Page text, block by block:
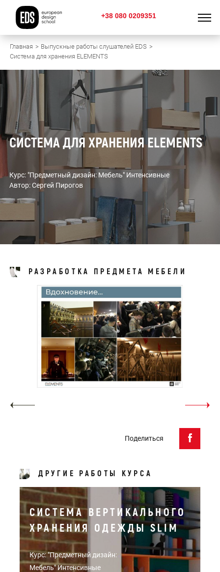
+38 080 0209351
Главная
Выпускные работы слушателей EDS
Система для хранения ELEMENTS
СИСТЕМА ДЛЯ ХРАНЕНИЯ ELEMENTS
Курс: "Предметный дизайн: Мебель" Интенсивные
Автор: Сергей Пирогов
РАЗРАБОТКА ПРЕДМЕТА МЕБЕЛИ
Поделиться
ДРУГИЕ РАБОТЫ КУРСА
СИСТЕМА ВЕРТИКАЛЬНОГО
ХРАНЕНИЯ ОДЕЖДЫ SLIM
Курс: "Предметный дизайн:
Мебель" Интенсивные